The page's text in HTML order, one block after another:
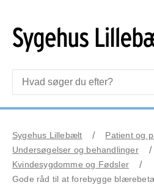
Sygehus Lillebælt
Patient og
Undersøgelser og behandlinger
Kvindesygdomme og Fødsler
Gode råd til at forebygge